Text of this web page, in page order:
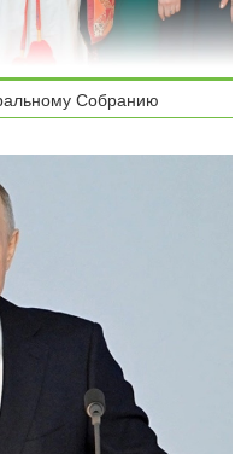
Собранию